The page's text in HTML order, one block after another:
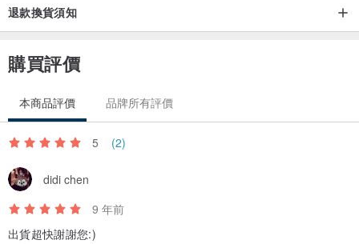
台灣設計 / 台灣製造
退款換貨須知
購買評價
本商品評價 品牌所有評價
5 (2)
didi chen
9 年前
出貨超快謝謝您:)